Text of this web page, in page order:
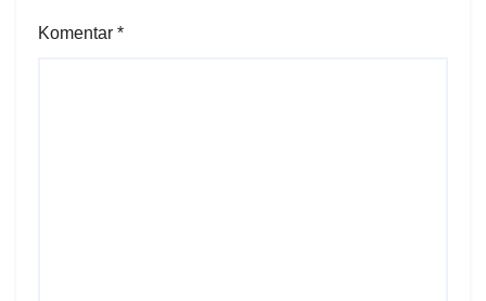
Komentar *